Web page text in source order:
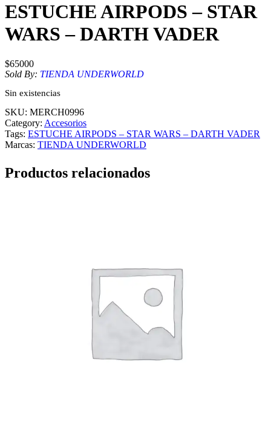
ESTUCHE AIRPODS – STAR
WARS – DARTH VADER
$65000
Sold By: TIENDA UNDERWORLD
Sin existencias
SKU: MERCH0996
Category: Accesorios
Tags: ESTUCHE AIRPODS – STAR WARS – DARTH VADER
Marcas: TIENDA UNDERWORLD
Productos relacionados